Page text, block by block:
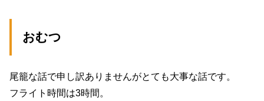
おむつ
尾籠な話で申し訳ありませんがとても大事な話です。
フライト時間は3時間。